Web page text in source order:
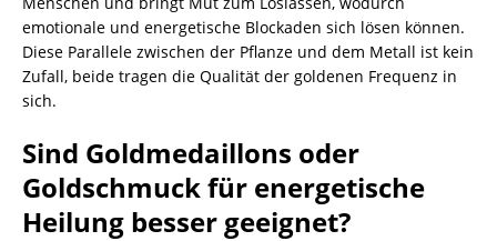
emotionale und energetische Blockaden sich lösen können.
Diese Parallele zwischen der Pflanze und dem Metall ist kein
Zufall, beide tragen die Qualität der goldenen Frequenz in
sich.
Sind Goldmedaillons oder
Goldschmuck für energetische
Heilung besser geeignet?